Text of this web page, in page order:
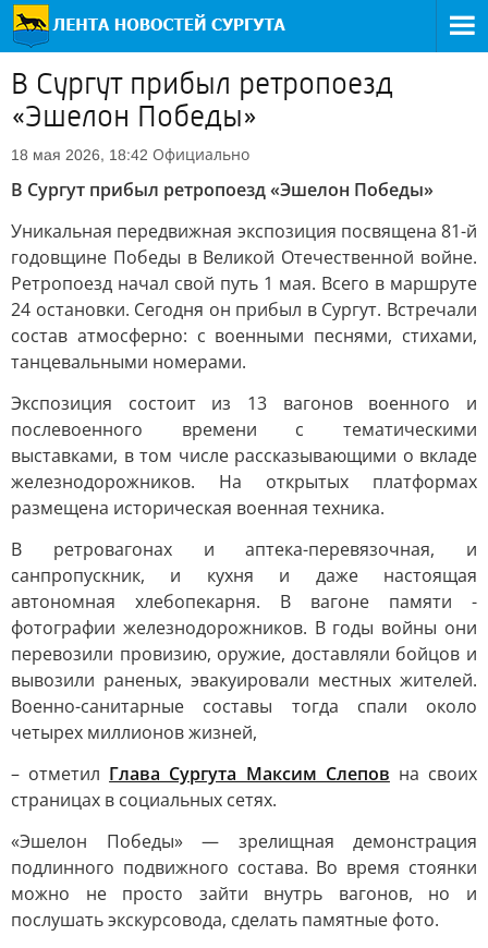
В Сургут прибыл ретропоезд
«Эшелон Победы»
18 мая 2026, 18:42 Официально
В Сургут прибыл ретропоезд «Эшелон Победы»
Уникальная передвижная экспозиция посвящена 81-й
годовщине Победы в Великой Отечественной войне.
Ретропоезд начал свой путь 1 мая. Всего в маршруте
24 остановки. Сегодня он прибыл в Сургут. Встречали
состав атмосферно: с военными песнями, стихами,
танцевальными номерами.
Экспозиция состоит из 13 вагонов военного и
послевоенного времени с тематическими
выставками, в том числе рассказывающими о вкладе
железнодорожников. На открытых платформах
размещена историческая военная техника.
В ретровагонах и аптека-перевязочная, и
санпропускник, и кухня и даже настоящая
автономная хлебопекарня. В вагоне памяти -
фотографии железнодорожников. В годы войны они
перевозили провизию, оружие, доставляли бойцов и
вывозили раненых, эвакуировали местных жителей.
Военно-санитарные составы тогда спали около
четырех миллионов жизней,
– отметил Глава Сургута Максим Слепов на своих
страницах в социальных сетях.
«Эшелон Победы» — зрелищная демонстрация
подлинного подвижного состава. Во время стоянки
можно не просто зайти внутрь вагонов, но и
послушать экскурсовода, сделать памятные фото.